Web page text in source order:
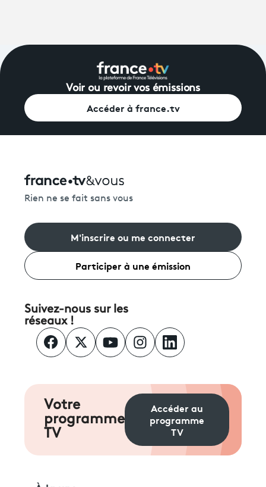
Voir ou revoir vos émissions
Accéder à france.tv
Rien ne se fait sans vous
M'inscrire ou me connecter
Participer à une émission
Suivez-nous sur les
réseaux !
Votre
programme
TV
Accéder au
programme
TV